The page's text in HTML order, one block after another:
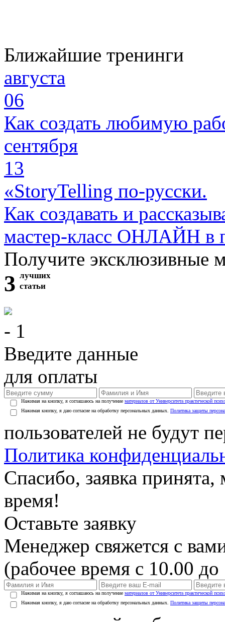
Ближайшие тренинги
августа
06
Как создать любимую
сентября
13
«StoryTelling по-русски.
Как создавать и
мастер-класс ОНЛАЙН в
Получите эксклюзивные
3 лучших
статьи
- 1
Введите данные
для оплаты
Нажимая на кнопку, я соглашаюсь на получение материалов от Университета практической
Нажимая кнопку, я даю согласие на обработку персональных данных. Политика защиты
пользователей не будут
Политика
Спасибо, заявка
время!
Оставьте заявку
Менеджер свяжется с
(рабочее время с 10.00
Нажимая на кнопку, я соглашаюсь на получение материалов от Университета практической
Нажимая кнопку, я даю согласие на обработку персональных данных. Политика защиты